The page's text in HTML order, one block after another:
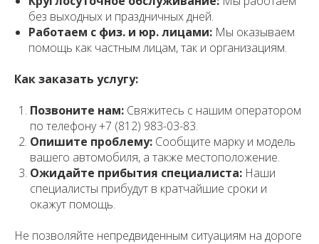
без выходных и праздничных дней.
Работаем с физ. и юр. лицами: Мы оказываем
помощь как частным лицам, так и организациям.
Как заказать услугу:
Позвоните нам: Свяжитесь с нашим оператором
по телефону +7 (812) 983-03-83.
Опишите проблему: Сообщите марку и модель
вашего автомобиля, а также местоположение.
Ожидайте прибытия специалиста: Наши
специалисты прибудут в кратчайшие сроки и
окажут помощь.
Не позволяйте непредвиденным ситуациям на дороге